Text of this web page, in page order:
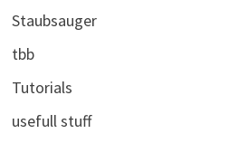
Staubsauger
tbb
Tutorials
usefull stuff